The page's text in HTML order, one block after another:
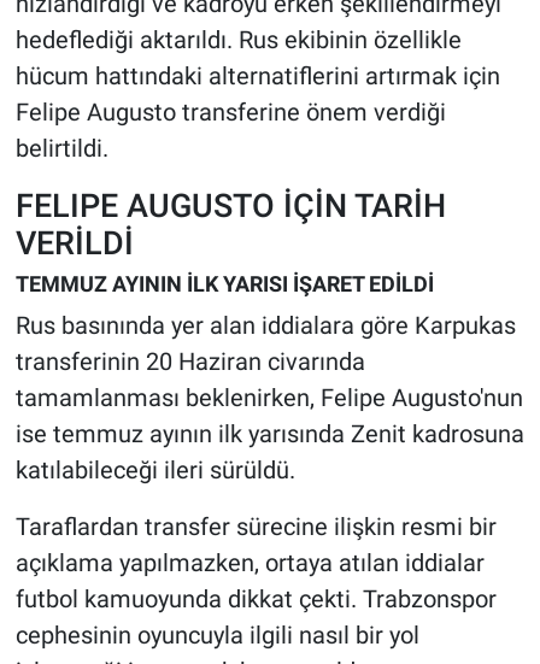
hedeflediği aktarıldı. Rus ekibinin özellikle
hücum hattındaki alternatiflerini artırmak için
Felipe Augusto transferine önem verdiği
belirtildi.
FELIPE AUGUSTO İÇİN TARİH
VERİLDİ
TEMMUZ AYININ İLK YARISI İŞARET EDİLDİ
Rus basınında yer alan iddialara göre Karpukas
transferinin 20 Haziran civarında
tamamlanması beklenirken, Felipe Augusto'nun
ise temmuz ayının ilk yarısında Zenit kadrosuna
katılabileceği ileri sürüldü.
Taraflardan transfer sürecine ilişkin resmi bir
açıklama yapılmazken, ortaya atılan iddialar
futbol kamuoyunda dikkat çekti. Trabzonspor
cephesinin oyuncuyla ilgili nasıl bir yol